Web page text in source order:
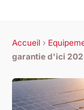
Accueil ›
garantie d'ici